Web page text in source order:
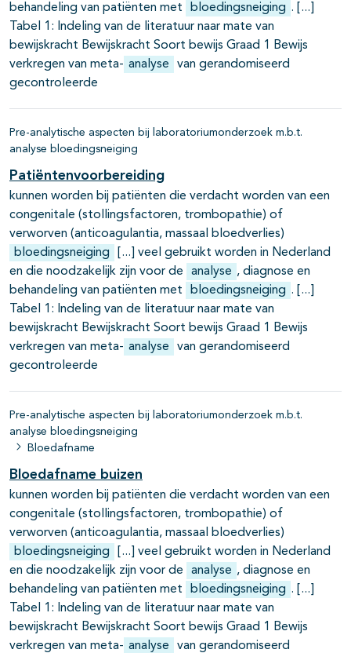
behandeling van patiënten met
bloedingsneiging .
Tabel 1: Indeling van de literatuur naar mate van
bewijskracht Bewijskracht Soort bewijs Graad 1 Bewijs
verkregen van meta- analyse
van gerandomiseerd
gecontroleerde
Pre-analytische aspecten bij laboratoriumonderzoek m.b.t.
analyse bloedingsneiging
Patiëntenvoorbereiding
kunnen worden bij patiënten die verdacht worden van een
congenitale (stollingsfactoren, trombopathie) of
verworven (anticoagulantia, massaal bloedverlies)
bloedingsneiging
veel gebruikt worden in Nederland
en die noodzakelijk zijn voor de
analyse , diagnose en
behandeling van patiënten met
bloedingsneiging .
Tabel 1: Indeling van de literatuur naar mate van
bewijskracht Bewijskracht Soort bewijs Graad 1 Bewijs
verkregen van meta- analyse
van gerandomiseerd
gecontroleerde
Pre-analytische aspecten bij laboratoriumonderzoek m.b.t.
analyse bloedingsneiging
Bloedafname
Bloedafname buizen
kunnen worden bij patiënten die verdacht worden van een
congenitale (stollingsfactoren, trombopathie) of
verworven (anticoagulantia, massaal bloedverlies)
bloedingsneiging
veel gebruikt worden in Nederland
en die noodzakelijk zijn voor de
analyse , diagnose en
behandeling van patiënten met
bloedingsneiging .
Tabel 1: Indeling van de literatuur naar mate van
bewijskracht Bewijskracht Soort bewijs Graad 1 Bewijs
verkregen van meta- analyse
van gerandomiseerd